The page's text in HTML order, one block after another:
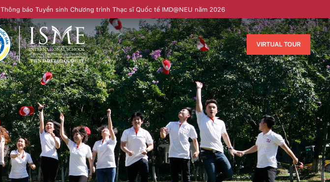
Thông báo Tuyển sinh Chương trình Thạc sĩ Quốc tế IMD@NEU năm 2026
VIRTUAL TOUR